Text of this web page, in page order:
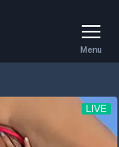
Menu